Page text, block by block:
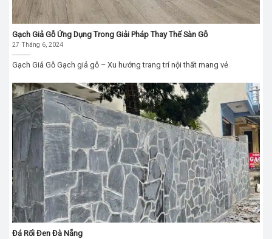
Gạch Giả Gỗ Ứng Dụng Trong Giải Pháp Thay Thế Sàn Gỗ
27 Tháng 6, 2024
Gạch Giả Gỗ Gạch giả gỗ – Xu hướng trang trí nội thất mang vẻ
Đá Rối Đen Đà Nẵng